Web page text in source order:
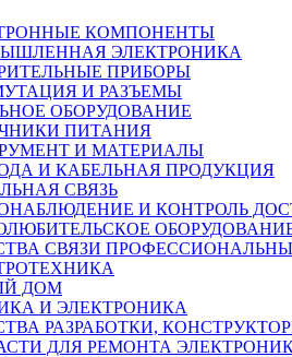
КОМПОНЕНТЫ
ЭЛЕКТРОНИКА
ПРИБОРЫ
И РАЗЪЕМЫ
ОБОРУДОВАНИЕ
ПИТАНИЯ
И МАТЕРИАЛЫ
И КАБЕЛЬНАЯ ПРОДУКЦИЯ
СВЯЗЬ
И КОНТРОЛЬ
СВЯЗИ
ДОМ
И ЭЛЕКТРОНИКА
РАЗРАБОТКИ,
ДЛЯ РЕМОНТА